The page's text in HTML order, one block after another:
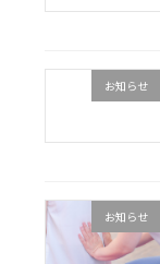
お知らせ
お知らせ